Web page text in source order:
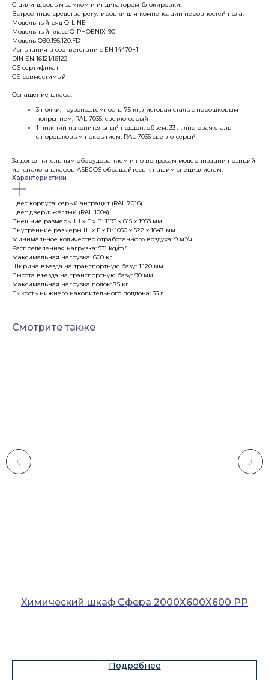
С цилиндровым замком и индикатором блокировки.
Встроенные средства регулировки для компенсации неровностей пола.
Модельный ряд Q-LINE
Модельный класс Q-PHOENIX-90
Модель Q90.195.120.FD
Испытания в соответствии с EN 14470−1
DIN EN 16121/16122
GS сертификат
CE-совместимый
Оснащение шкафа:
3 полки, грузоподъемность: 75 кг, листовая сталь с порошковым
покрытием, RAL 7035, светло-серый
1 нижний накопительный поддон, объем: 33 л, листовая сталь
с порошковым покрытием, RAL 7035 светло-серый
За дополнительным оборудованием и по вопросам модернизации позиций
из каталога шкафов ASECOS обращайтесь к нашим специалистам.
Характеристики
Цвет корпуса: серый антрацит (RAL 7016)
Цвет двери: жёлтый (RAL 1004)
Внешние размеры Ш х Г х В: 1193 х 615 х 1953 мм
Внутренние размеры Ш х Г х В: 1050 х 522 х 1647 мм
Минимальное количество отработанного воздуха: 9 м³/ч
Распределенная нагрузка: 531 kg/m²
Максимальная нагрузка: 600 кг
Ширина въезда на транспортную базу: 1.120 мм
Высота въезда на транспортную базу: 90 мм
Максимальная нагрузка полок: 75 кг
Емкость нижнего накопительного поддона: 33 л
Смотрите также
Химический шкаф Сфера 2000Х600Х600 PP
Подробнее
О компании Покупателям
Каталог